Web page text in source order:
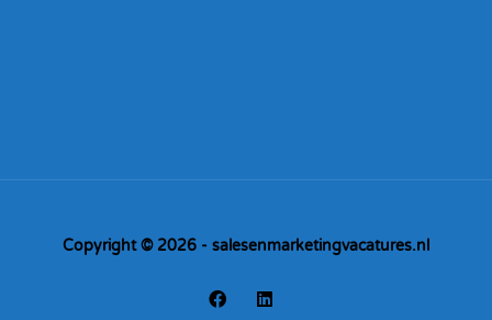
Copyright © 2026 - salesenmarketingvacatures.nl